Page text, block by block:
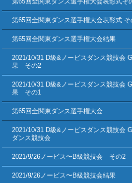
第65回全関東ダンス選手権大会表彰式 そ
第65回全関東ダンス選手権大会結果
2021/10/31 D級&ノービスダンス競技会
果 その2
2021/10/31 D級&ノービスダンス競技会
果 その1
第65回全関東ダンス選手権大会
2021/10/31 D級&ノービスダンス競技会
ダンス競技会
2021/9/26ノービス〜B級競技会 その2
2021/9/26ノービス〜B級競技会結果